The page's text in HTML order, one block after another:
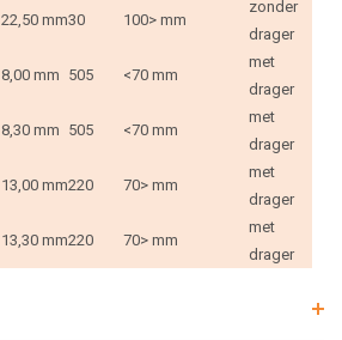
22,50 mm30 100> mm
zonder
drager
8,00 mm 505 <70 mm
met
drager
8,30 mm 505 <70 mm
met
drager
13,00 mm220 70> mm
met
drager
13,30 mm220 70> mm
met
drager